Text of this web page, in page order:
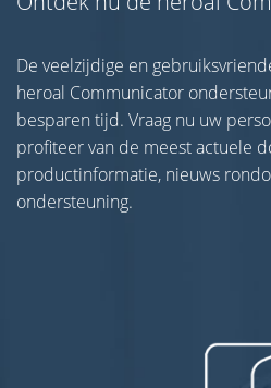
De veelzijdige en
heroal Communicator
besparen tijd. Vraag nu uw
profiteer van de meest actuele
productinformatie, nieuws
ondersteuning.